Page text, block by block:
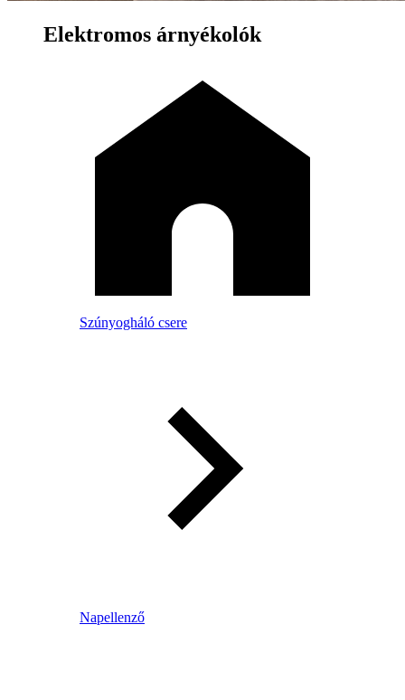
Elektromos árnyékolók
Szúnyogháló csere
Napellenző